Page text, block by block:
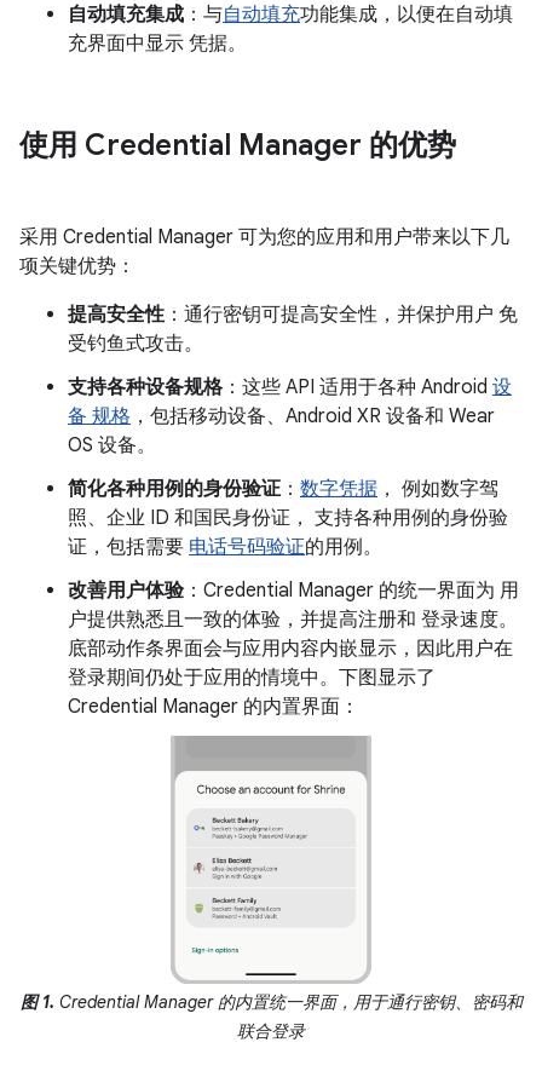
自动填充集成 ：与自动填充功能集成，以便在自动填
充界面中显示 凭据。
使用 Credential Manager 的优势
采用 Credential Manager 可为您的应用和用户带来以下几
项关键优势：
提高安全性：通行密钥可提高安全性，并保护用户 免
受钓鱼式攻击。
支持各种设备规格 ：这些 API 适用于各种 Android 设
备 规格 ，包括移动设备、Android XR 设备和 Wear
OS 设备。
简化各种用例的身份验证： 数字凭据 ， 例如数字驾
照、企业 ID 和国民身份证， 支持各种用例的身份验
证，包括需要 电话号码验证的用例。
改善用户体验：Credential Manager 的统一界面为 用
户提供熟悉且一致的体验，并提高注册和 登录速度。
底部动作条界面会与应用内容内嵌显示，因此用户在
登录期间仍处于应用的情境中。下图显示了
Credential Manager 的内置界面：
图 1. Credential Manager 的内置统一界面，用于通行密钥、密码和
联合登录